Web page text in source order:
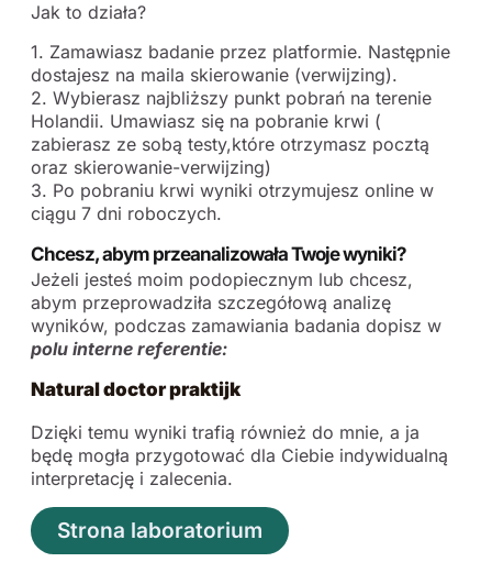
Jak to działa?
1. Zamawiasz badanie przez platformie. Następnie
dostajesz na maila skierowanie (verwijzing).
2. Wybierasz najbliższy punkt pobrań na terenie
Holandii. Umawiasz się na pobranie krwi (
zabierasz ze sobą testy,które otrzymasz pocztą
oraz skierowanie-verwijzing)
3. Po pobraniu krwi wyniki otrzymujesz online w
ciągu 7 dni roboczych.
Chcesz, abym przeanalizowała Twoje wyniki?
Jeżeli jesteś moim podopiecznym lub chcesz,
abym przeprowadziła szczegółową analizę
wyników, podczas zamawiania badania dopisz w
polu interne referentie:
Natural doctor praktijk
Dzięki temu wyniki trafią również do mnie, a ja
będę mogła przygotować dla Ciebie indywidualną
interpretację i zalecenia.
Strona laboratorium